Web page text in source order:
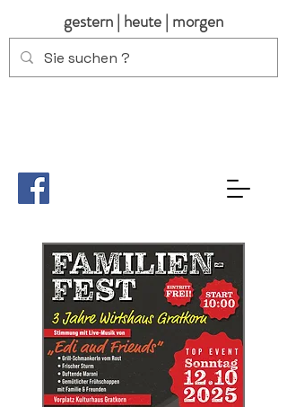
gestern | heute | morgen